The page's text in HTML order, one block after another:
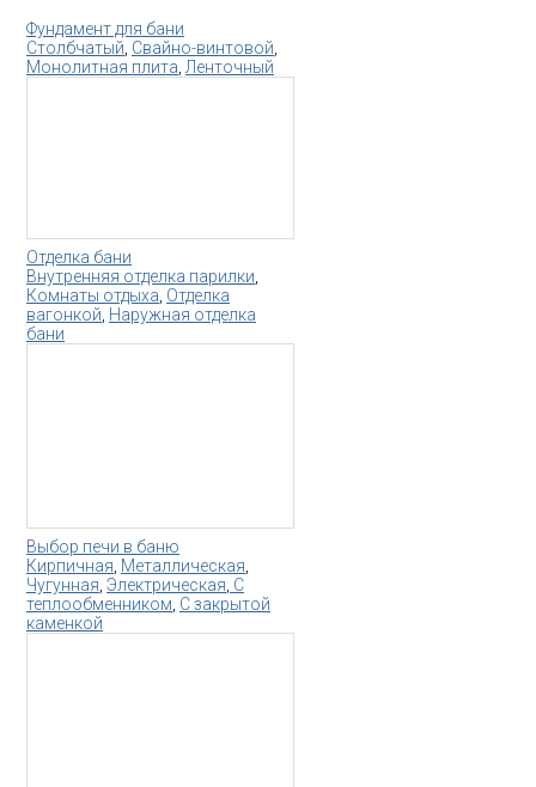
Фундамент для бани
Столбчатый Свайно-винтовой
Монолитная плита Ленточный
Отделка бани
Внутренняя отделка парилки
Комнаты отдыха Отделка
вагонкой Наружная отделка
бани
Выбор печи в баню
Кирпичная Металлическая
Чугунная Электрическая С
теплообменником С закрытой
каменкой